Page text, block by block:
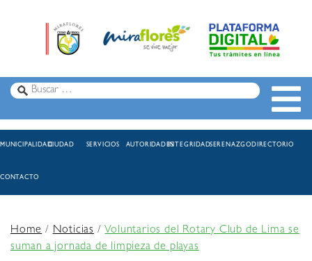
MUNICIPALIDADCIUDAD SERVICIOS AUTORIDADESINTEGRIDADSERENAZGODIRECTORIO
CONTACTO
Home/Noticias /Voluntarios del Rotary Club de Lima se
suman a jornada de limpieza de playas